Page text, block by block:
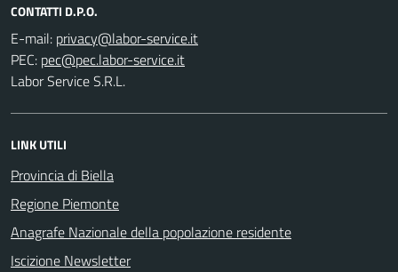
CONTATTI D.P.O.
E-mail:
PEC:
Labor Service S.R.L.
LINK UTILI
Provincia di Biella
Regione Piemonte
Anagrafe Nazionale della popolazione residente
Iscizione Newsletter